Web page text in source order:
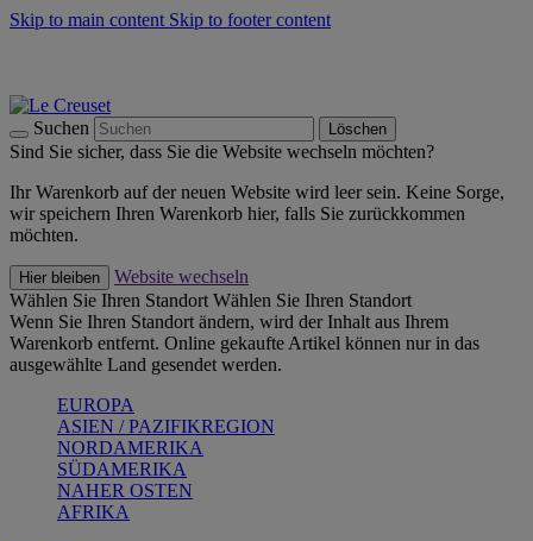
Skip to main content Skip to footer content
Suchen Löschen
Sind Sie sicher, dass Sie die Website wechseln möchten?
Ihr Warenkorb auf der neuen Website wird leer sein. Keine Sorge,
wir speichern Ihren Warenkorb hier, falls Sie zurückkommen
möchten.
Hier bleiben
Website wechseln
Wählen Sie Ihren Standort Wählen Sie Ihren Standort
Wenn Sie Ihren Standort ändern, wird der Inhalt aus Ihrem
Warenkorb entfernt. Online gekaufte Artikel können nur in das
ausgewählte Land gesendet werden.
EUROPA
ASIEN / PAZIFIKREGION
NORDAMERIKA
SÜDAMERIKA
NAHER OSTEN
AFRIKA